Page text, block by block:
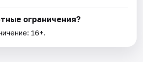
ограничения?
16+.